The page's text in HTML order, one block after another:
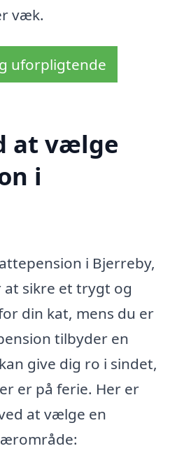
væk.
uforpligtende
at vælge
i
i Bjerreby,
sikre et trygt og
din kat, mens du er
tilbyder en
give dig ro i sindet,
er på ferie. Her er
at vælge en